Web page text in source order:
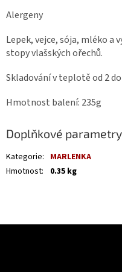
Alergeny
Lepek, vejce, sója, mléko a
stopy vlašských ořechů.
Skladování v teplotě od 2 do
Hmotnost balení: 235g
Doplňkové parametry
Kategorie: MARLENKA
Hmotnost: 0.35 kg